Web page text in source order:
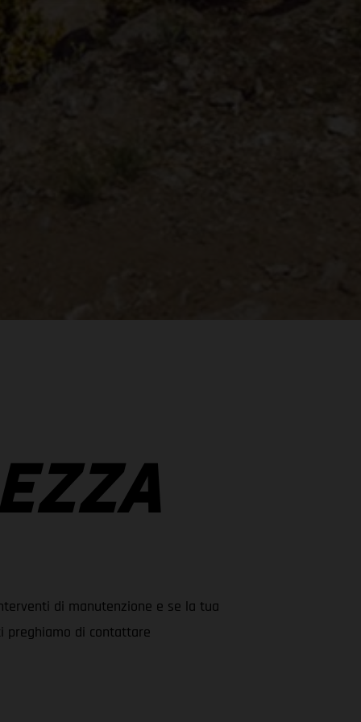
di manutenzione e se la tua
preghiamo di contattare